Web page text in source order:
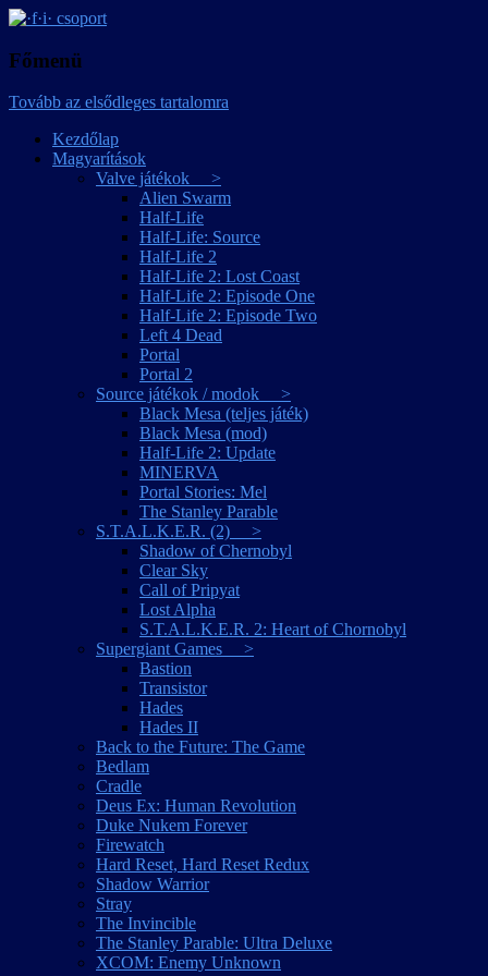
·f·i· csoport
Főmenü
Tovább az elsődleges tartalomra
Kezdőlap
Magyarítások
Valve játékok >
Alien Swarm
Half-Life
Half-Life: Source
Half-Life 2
Half-Life 2: Lost Coast
Half-Life 2: Episode One
Half-Life 2: Episode Two
Left 4 Dead
Portal
Portal 2
Source játékok / modok >
Black Mesa (teljes játék)
Black Mesa (mod)
Half-Life 2: Update
MINERVA
Portal Stories: Mel
The Stanley Parable
S.T.A.L.K.E.R. (2) >
Shadow of Chernobyl
Clear Sky
Call of Pripyat
Lost Alpha
S.T.A.L.K.E.R. 2: Heart of Chornobyl
Supergiant Games >
Bastion
Transistor
Hades
Hades II
Back to the Future: The Game
Bedlam
Cradle
Deus Ex: Human Revolution
Duke Nukem Forever
Firewatch
Hard Reset, Hard Reset Redux
Shadow Warrior
Stray
The Invincible
The Stanley Parable: Ultra Deluxe
XCOM: Enemy Unknown